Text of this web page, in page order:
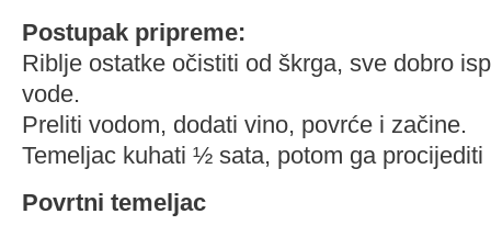
Postupak pripreme:
Riblje ostatke očistiti od škrga, sve dobro
vode.
Preliti vodom, dodati vino, povrće i začine.
Temeljac kuhati ½ sata, potom ga procijediti
Povrtni temeljac